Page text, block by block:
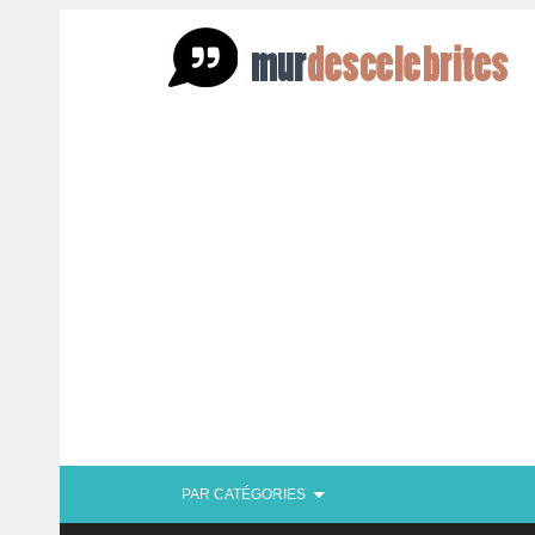
PAR CATÉGORIES